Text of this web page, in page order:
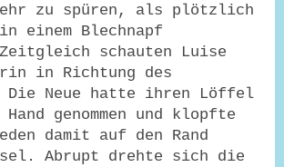
zu spüren, als plötzlich
einem Blechnapf
schauten Luise
in Richtung des
Die Neue hatte ihren Löffel
genommen und klopfte
damit auf den Rand
Abrupt drehte sich die